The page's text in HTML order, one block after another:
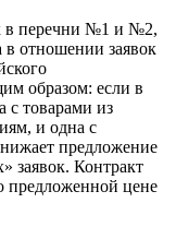
в перечни №1 и №2,
в отношении заявок
образом: если в
с товарами из
и одна с
предложение
заявок. Контракт
предложенной цене